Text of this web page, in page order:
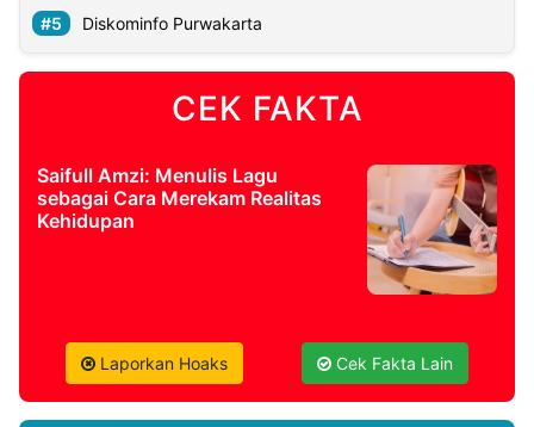
Diskominfo Purwakarta
CEK FAKTA
Saifull Amzi: Menulis Lagu
sebagai Cara Merekam Realitas
Kehidupan
Laporkan Hoaks Cek Fakta Lain